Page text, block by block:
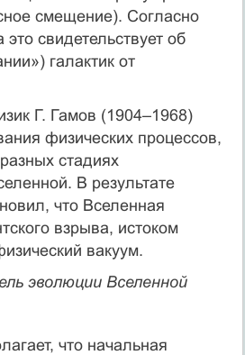
смещение). Согласно
свидетельствует об
галактик от
Г. Гамов (1904–1968)
физических процессов,
стадиях
В результате
что Вселенная
взрыва, истоком
вакуум.
эволюции Вселенной
что начальная